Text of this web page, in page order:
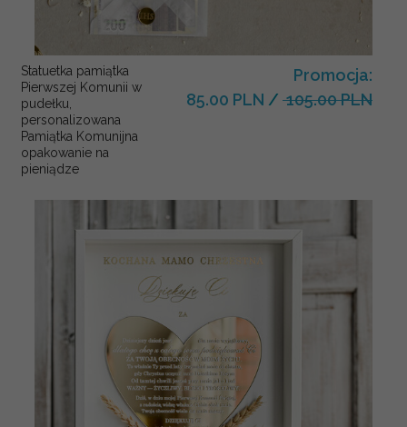
Statuetka pamiątka
Pierwszej Komunii w
pudełku,
personalizowana
Pamiątka Komunijna
opakowanie na
pieniądze
Promocja:
85.00 PLN / 105.00 PLN